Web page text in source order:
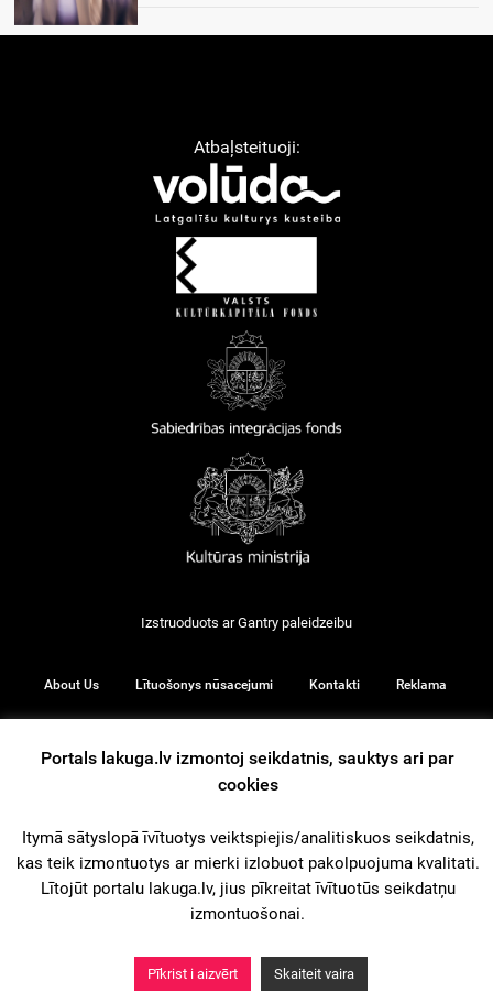
Atbaļsteituoji:
Izstruoduots arGantry paleidzeibu
About Us Lītuošonys nūsacejumi Kontakti Reklama
© 2026
iz augšu
Portals lakuga.lv izmontoj seikdatnis, sauktys ari par
cookies
Itymā sātyslopā īvītuotys veiktspiejis/analitiskuos seikdatnis,
kas teik izmontuotys ar mierki izlobuot pakolpuojuma kvalitati.
Lītojūt portalu lakuga.lv, jius pīkreitat īvītuotūs seikdatņu
izmontuošonai.
Pīkrist i aizvērt Skaiteit vaira